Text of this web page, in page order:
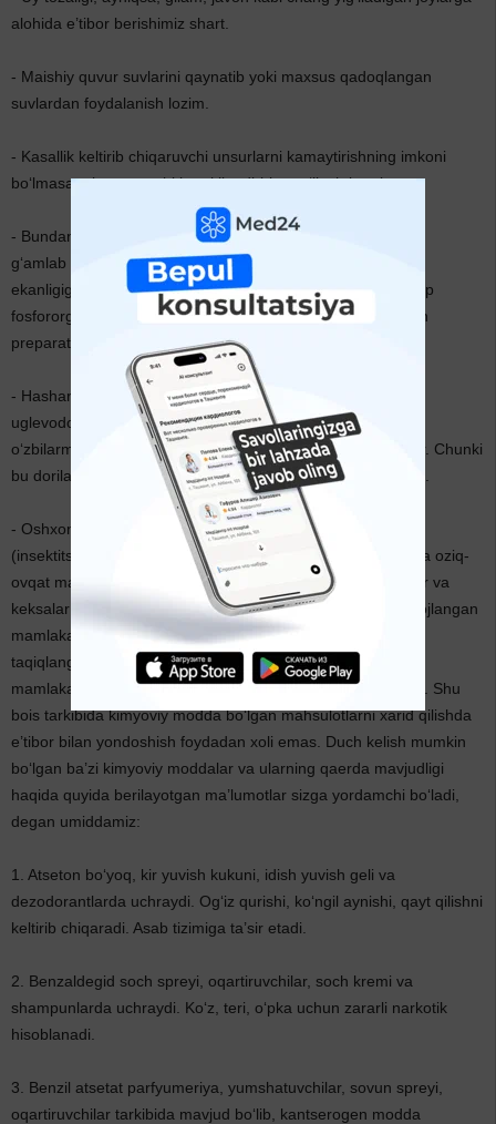
alohida e’tibor berishimiz shart.
- Maishiy quvur suvlarini qaynatib yoki maxsus qadoqlangan
suvlardan foydalanish lozim.
- Kasallik keltirib chiqaruvchi unsurlarni kamaytirishning imkoni
bo‘lmasa, ularga qarshi kerakli tadbirlar qo‘llash kerak.
- Bundan tashqari, maishiy kimyo vositalarini ko‘p sotib olib,
g‘amlab qo‘yish yaramaydi. Chunki idishning og‘zi mahkam
ekanligiga to‘la ishonch hosil qilib bo‘lmaydi. Ayniqsa, bu gap
fosfororganik birikmalar va uchuvchan moddalari bo‘ladigan
preparatlarga tegishli.
- Hasharotlarga qarshi ishlatiladigan, tarkibida xlorlangan
uglevodorodi bor patentlanmagan turli vosita va eritmalarni
o‘zbilarmonlik bilan ishlatadigan odamlar katta xato qiladilar. Chunki
bu dorilarning hidi ham og‘ir oqibatlarga olib kelishi mumkin.
- Oshxona va uylarga zararli hashorotlarga qarshi dori
(insektitsid)larni sepish oldidan barcha idish-tovoqlar hamda oziq-
ovqat mahsulotlarining ustini yaxshilab yopib quyish, bolalar va
keksalar xonadan chiqib turishlari lozim. E’tibor bering! Rivojlangan
mamlakatlarda foydalanishga yaroqsiz deb topilgan yoki
taqiqlangan ko‘pgina kimyoviy moddalar rivojlanayotgan
mamlakatlarda hali ham keng ko‘lamda ishlatib kelinmoqda. Shu
bois tarkibida kimyoviy modda bo‘lgan mahsulotlarni xarid qilishda
e’tibor bilan yondoshish foydadan xoli emas. Duch kelish mumkin
bo‘lgan ba’zi kimyoviy moddalar va ularning qaerda mavjudligi
haqida quyida berilayotgan ma’lumotlar sizga yordamchi bo‘ladi,
degan umiddamiz:
1. Atseton bo‘yoq, kir yuvish kukuni, idish yuvish geli va
dezodorantlarda uchraydi. Og‘iz qurishi, ko‘ngil aynishi, qayt qilishni
keltirib chiqaradi. Asab tizimiga ta’sir etadi.
2. Benzaldegid soch spreyi, oqartiruvchilar, soch kremi va
shampunlarda uchraydi. Ko‘z, teri, o‘pka uchun zararli narkotik
hisoblanadi.
3. Benzil atsetat parfyumeriya, yumshatuvchilar, sovun spreyi,
oqartiruvchilar tarkibida mavjud bo‘lib, kantserogen modda